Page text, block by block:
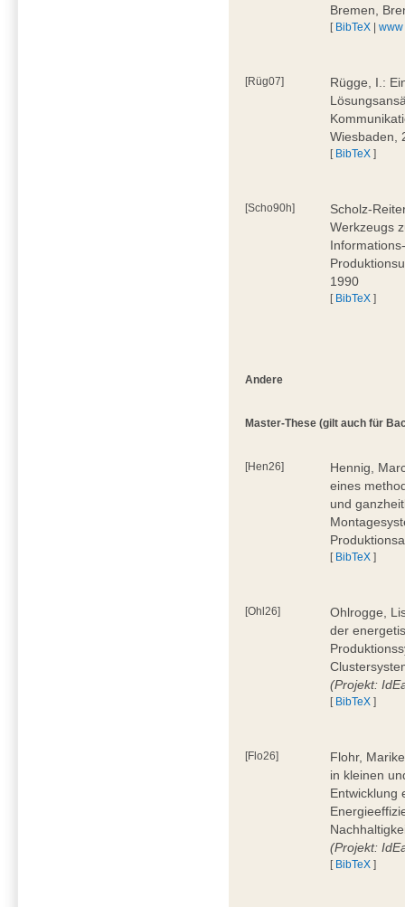
Bremen,
[ BibTeX |www
[Rüg07]
Rügge, I.:
Wiesbaden,
[ BibTeX ]
[Scho90h]
Scholz-
Werkzeugs
1990
[ BibTeX ]
Andere
Master-These (gilt auch für
[Hen26]
Hennig,
eines
und
[ BibTeX ]
[Ohl26]
Ohlrogge,
der
(Projekt:
[ BibTeX ]
[Flo26]
Flohr,
in kleinen
Entwicklung
(Projekt:
[ BibTeX ]